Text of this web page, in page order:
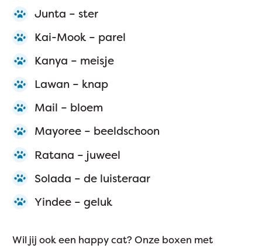
Junta – ster
Kai-Mook – parel
Kanya – meisje
Lawan – knap
Mail – bloem
Mayoree – beeldschoon
Ratana – juweel
Solada – de luisteraar
Yindee – geluk
Wil jij ook een happy cat? Onze boxen met